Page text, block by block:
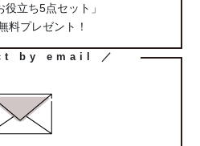
役立ち5点セット」
料プレゼント！
by email ／